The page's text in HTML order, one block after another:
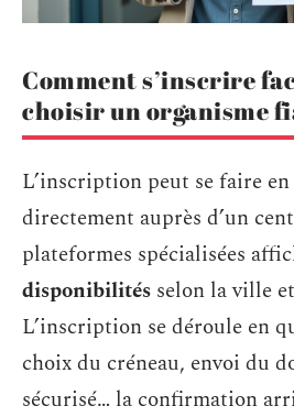
Comment s’inscrire
choisir un organisme
L’inscription peut se faire
directement auprès d’un
plateformes spécialisées
disponibilités selon la ville
L’inscription se déroule en
choix du créneau, envoi du
sécurisé… la confirmation